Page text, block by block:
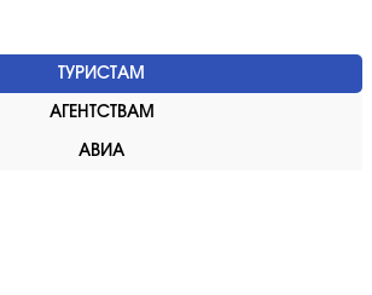
ТУРИСТАМ
АГЕНТСТВАМ
АВИА